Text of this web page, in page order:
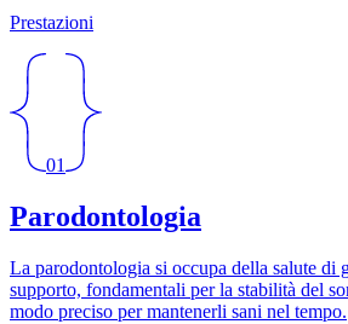
Prestazioni
01
Parodontologia
La parodontologia si occupa della salute di
supporto, fondamentali per la stabilità del
modo preciso per mantenerli sani nel tempo.